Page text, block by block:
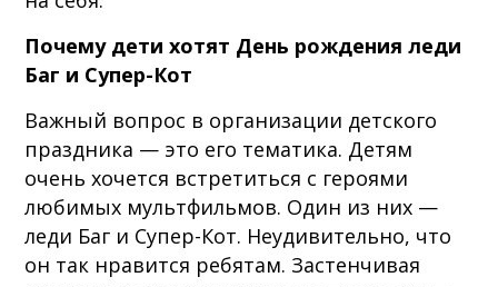
Почему дети хотят День рождения леди
Баг и Супер-Кот
Важный вопрос в организации детского
праздника — это его тематика. Детям
очень хочется встретиться с героями
любимых мультфильмов. Один из них —
леди Баг и Супер-Кот. Неудивительно, что
он так нравится ребятам. Застенчивая